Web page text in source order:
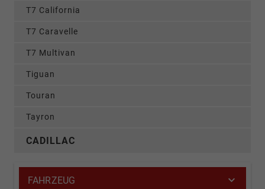
T7 California
T7 Caravelle
T7 Multivan
Tiguan
Touran
Tayron
CADILLAC
FAHRZEUG